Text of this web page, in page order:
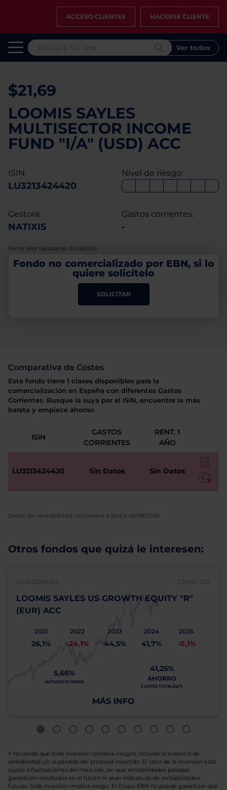
ACCESO CLIENTES HACERSE CLIENTE
Ver todos
$21,69
LOOMIS SAYLES
MULTISECTOR INCOME
FUND "I/A" (USD) ACC
ISIN:
LU3213424420
Nivel de riesgo:
Gestora:
NATIXIS
Gastos corrientes:
-
Fecha valor liquidativo: 05.08.2026
Fondo no comercializado por EBN, si lo
quiere solicítelo
SOLICITAR
Comparativa de Costes
Este fondo tiene 1 clases disponibles para la
comercialización en España con diferentes Gastos
Corrientes. Busque la suya por el ISIN, encuentre la más
barata y empiece ahorrar.
ISIN
GASTOS
CORRIENTES
RENT. 1
AÑO
LU3213424420 Sin Datos Sin Datos
Datos de rentabilidad calculados a fecha 05/08/2026
Otros fondos que quizá le interesen:
LU1435385163 CNMV: 227
LOOMIS SAYLES US GROWTH EQUITY "R"
(EUR) ACC
2021
26,1%
2022
-24,1%
2023
44,5%
2024
41,7%
2025
-0,1%
5,66%
ÚLTIMOS 12 MESES
41,25%
AHORRO
COSTES TOTALES(*)
MÁS INFO
Y recuerde que toda inversión conlleva riesgos, incluida la ausencia de
rentabilidad y/o la pérdida del principal invertido. El valor de la inversión está
sujeto a fluctuaciones del mercado, sin que rentabilidades pasadas
garanticen resultados en el futuro ni sean indicativas de rentabilidades
futuras. Toda inversión implica riesgo. El Grupo EBN no puede garantizar que